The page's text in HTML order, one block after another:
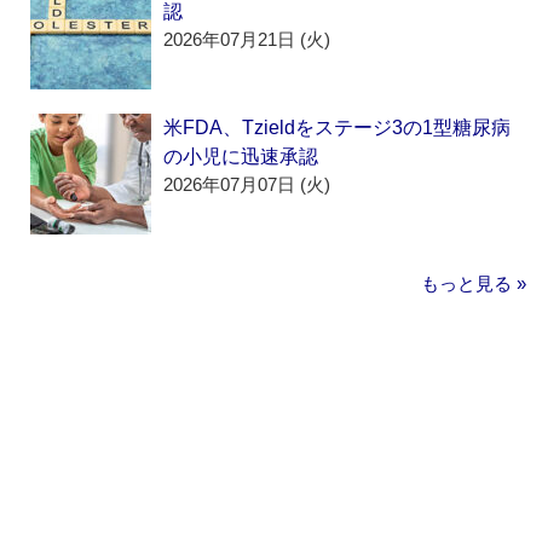
認
2026年07月21日 (火)
米FDA、Tzieldをステージ3の1型糖尿病
の小児に迅速承認
2026年07月07日 (火)
もっと見る »